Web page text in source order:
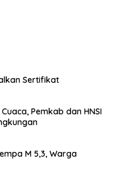
Sertifikat
Pemkab dan HNSI
M 5,3, Warga